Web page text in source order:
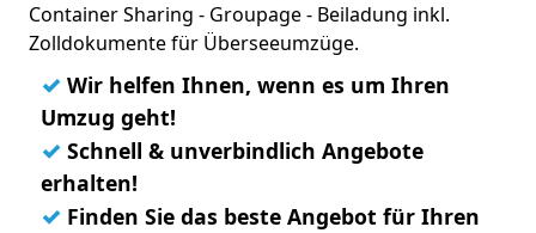
Container Sharing - Groupage - Beiladung inkl.
Zolldokumente für Überseeumzüge.
✓ Wir helfen Ihnen, wenn es um Ihren
Umzug geht!
✓ Schnell & unverbindlich Angebote
erhalten!
✓ Finden Sie das beste Angebot für Ihren